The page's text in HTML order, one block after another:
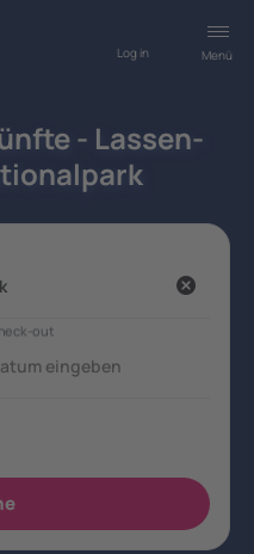
Menü
Log in
- Lassen-